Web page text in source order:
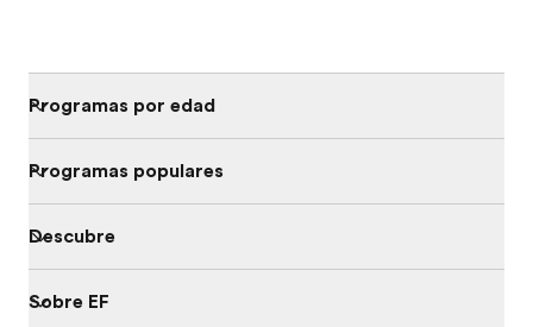
Programas por edad
Programas populares
Descubre
Sobre EF